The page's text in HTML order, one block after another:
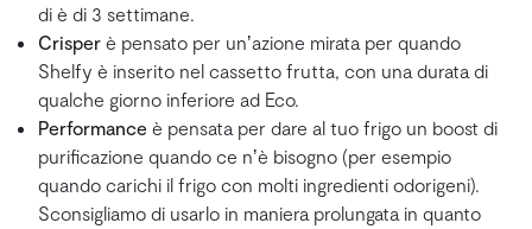
di è di 3 settimane.
Crisper è pensato per unʼazione mirata per quando
Shelfy è inserito nel cassetto frutta, con una durata di
qualche giorno inferiore ad Eco.
Performance è pensata per dare al tuo frigo un boost di
purificazione quando ce nʼè bisogno (per esempio
quando carichi il frigo con molti ingredienti odorigeni).
Sconsigliamo di usarlo in maniera prolungata in quanto